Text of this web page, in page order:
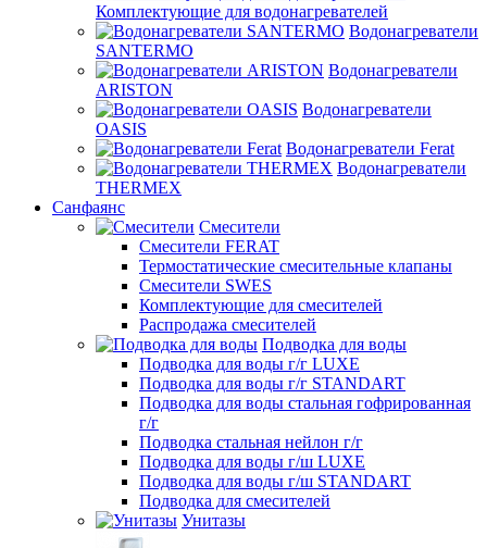
Комплектующие для водонагревателей
Водонагреватели
SANTERMO
Водонагреватели
ARISTON
Водонагреватели
OASIS
Водонагреватели Ferat
Водонагреватели
THERMEX
Санфаянс
Смесители
Смесители FERAT
Термостатические смесительные клапаны
Смесители SWES
Комплектующие для смесителей
Распродажа смесителей
Подводка для воды
Подводка для воды г/г LUXE
Подводка для воды г/г STANDART
Подводка для воды стальная гофрированная
г/г
Подводка стальная нейлон г/г
Подводка для воды г/ш LUXE
Подводка для воды г/ш STANDART
Подводка для смесителей
Унитазы